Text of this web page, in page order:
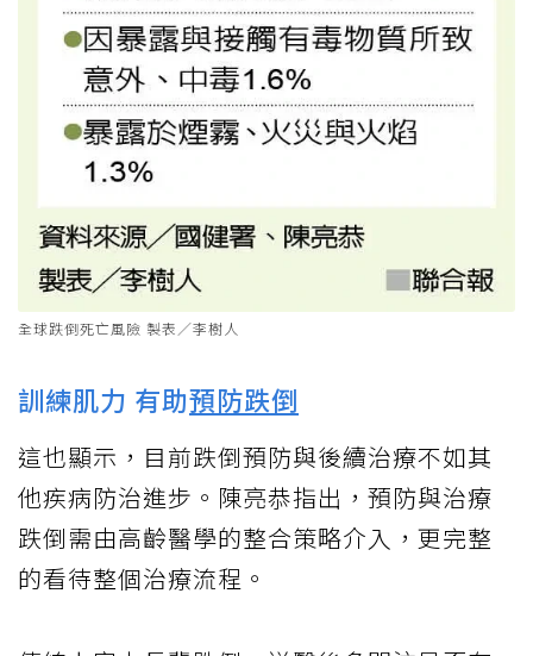
全球跌倒死亡風險 製表／李樹人
訓練肌力 有助預防跌倒
這也顯示，目前跌倒預防與後續治療不如其
他疾病防治進步。陳亮恭指出，預防與治療
跌倒需由高齡醫學的整合策略介入，更完整
的看待整個治療流程。